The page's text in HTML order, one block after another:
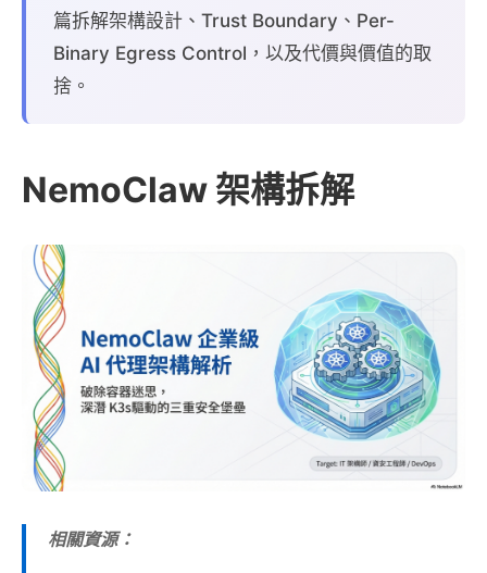
篇拆解架構設計、Trust Boundary、Per-
Binary Egress Control，以及代價與價值的取
捨。
NemoClaw 架構拆解
相關資源：